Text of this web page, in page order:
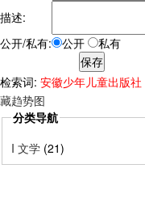
描述:
公开/私有:
公开 私有
检索词: 安徽少年儿童出版社
藏趋势图
分类导航
I 文学 (21)